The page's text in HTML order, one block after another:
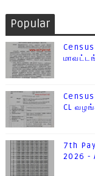
Popular
CL
7th
2026 -